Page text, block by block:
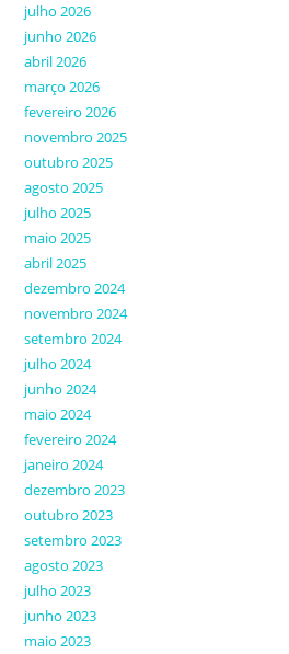
julho 2026
junho 2026
abril 2026
março 2026
fevereiro 2026
novembro 2025
outubro 2025
agosto 2025
julho 2025
maio 2025
abril 2025
dezembro 2024
novembro 2024
setembro 2024
julho 2024
junho 2024
maio 2024
fevereiro 2024
janeiro 2024
dezembro 2023
outubro 2023
setembro 2023
agosto 2023
julho 2023
junho 2023
maio 2023